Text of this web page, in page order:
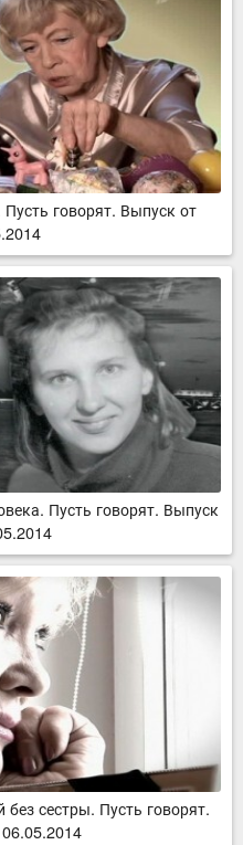
говорят. Выпуск от
Пусть говорят. Выпуск
сестры. Пусть говорят.